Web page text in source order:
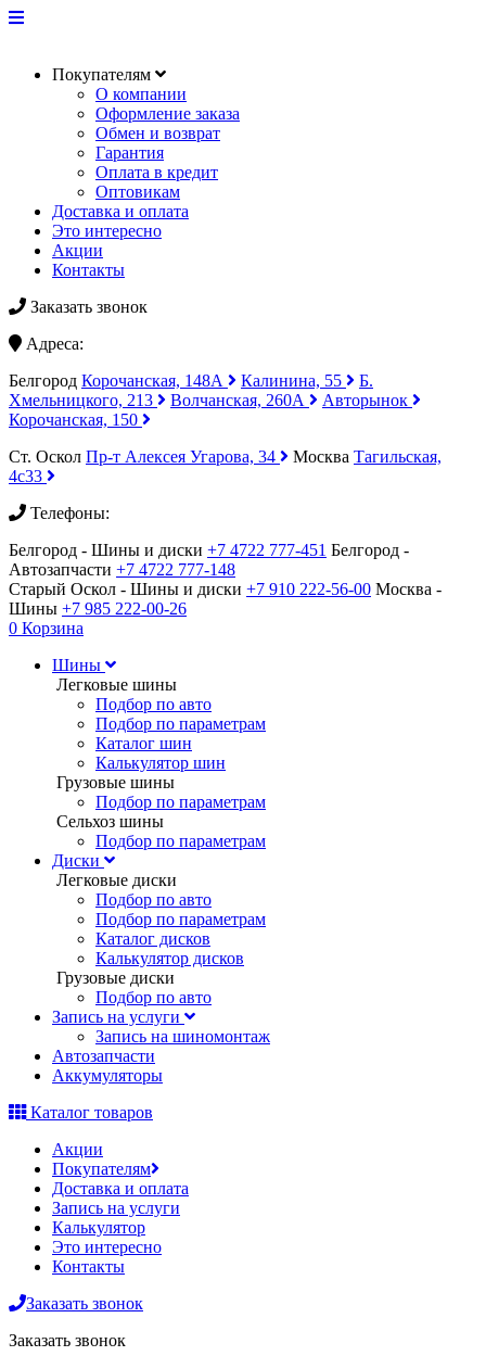
Покупателям
О компании
Оформление заказа
Обмен и возврат
Гарантия
Оплата в кредит
Оптовикам
Доставка и оплата
Это интересно
Акции
Контакты
Заказать звонок
Адреса:
Белгород Корочанская, 148А Калинина, 55
Б.
Хмельницкого, 213
Волчанская, 260А
Авторынок
Корочанская, 150
Ст. Оскол Пр-т Алексея Угарова, 34 Москва Тагильская,
4с33
Телефоны:
Белгород - Шины и диски +7 4722 777-451 Белгород -
Автозапчасти +7 4722 777-148
Старый Оскол - Шины и диски +7 910 222-56-00 Москва -
Шины +7 985 222-00-26
0 Корзина
Шины
Легковые шины
Подбор по авто
Подбор по параметрам
Каталог шин
Калькулятор шин
Грузовые шины
Подбор по параметрам
Сельхоз шины
Подбор по параметрам
Диски
Легковые диски
Подбор по авто
Подбор по параметрам
Каталог дисков
Калькулятор дисков
Грузовые диски
Подбор по авто
Запись на услуги
Запись на шиномонтаж
Автозапчасти
Аккумуляторы
Каталог товаров
Акции
Покупателям
Доставка и оплата
Запись на услуги
Калькулятор
Это интересно
Контакты
Заказать звонок
Заказать звонок